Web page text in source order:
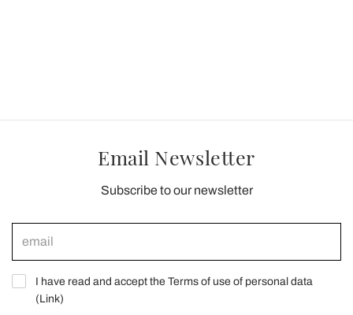
Email Newsletter
Subscribe to our newsletter
I have read and accept the Terms of use of personal data
(Link)